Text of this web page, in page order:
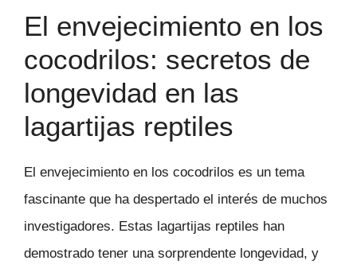
El envejecimiento en los
cocodrilos: secretos de
longevidad en las
lagartijas reptiles
El envejecimiento en los cocodrilos es un tema
fascinante que ha despertado el interés de muchos
investigadores. Estas lagartijas reptiles han
demostrado tener una sorprendente longevidad, y